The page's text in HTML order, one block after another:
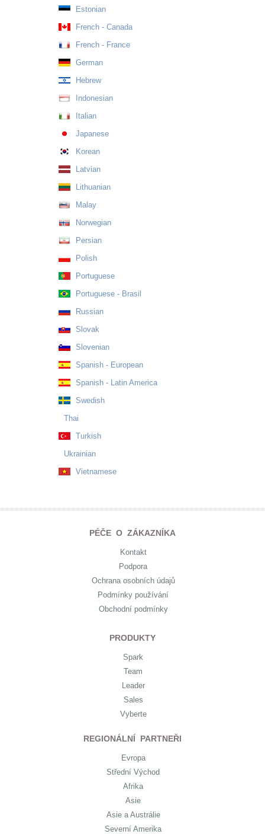
Estonian
French - Canada
French - France
German
Hebrew
Indonesian
Italian
Japanese
Korean
Latvian
Lithuanian
Malay
Norwegian
Persian
Polish
Portuguese
Portuguese - Brasil
Russian
Slovak
Slovenian
Spanish - European
Spanish - Latin America
Swedish
Thai
Turkish
Ukrainian
Vietnamese
PÉČE O ZÁKAZNÍKA
Kontakt
Podpora
Ochrana osobních údajů
Podmínky používání
Obchodní podmínky
PRODUKTY
Spark
Team
Leader
Sales
Vyberte
REGIONÁLNÍ PARTNEŘI
Evropa
Střední Východ
Afrika
Asie
Asie a Austrálie
Severní Amerika